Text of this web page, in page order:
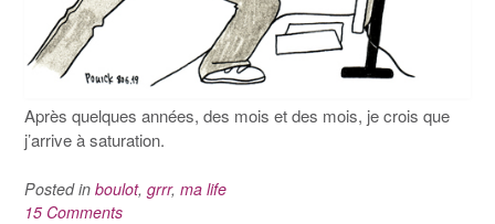
Après quelques années, des mois et des mois, je crois que
j’arrive à saturation.
Posted in boulot, grrr, ma life
15 Comments